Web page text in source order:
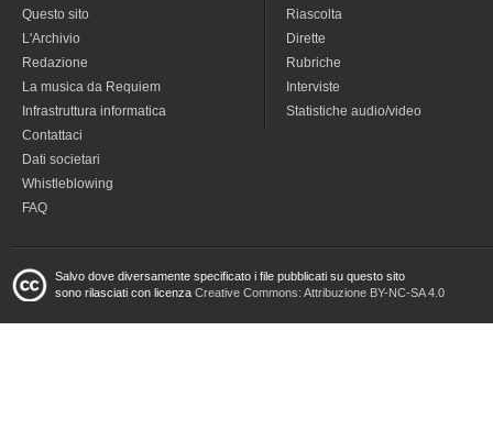
Questo sito
L'Archivio
Redazione
La musica da Requiem
Infrastruttura informatica
Contattaci
Dati societari
Whistleblowing
FAQ
Riascolta
Dirette
Rubriche
Interviste
Statistiche audio/video
Salvo dove diversamente specificato i file pubblicati su questo sito
sono rilasciati con licenza Creative Commons: Attribuzione BY-NC-SA 4.0